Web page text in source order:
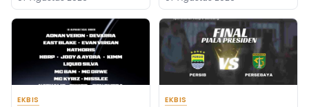
Energi Sampah Palangka
Raya
EKBIS EKBIS